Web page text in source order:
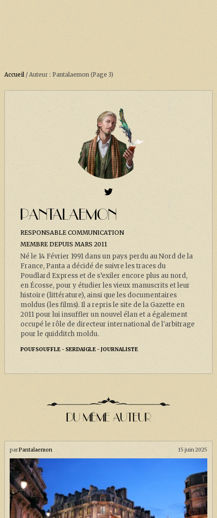
ACCUEIL
À PROPOS
SOUTENEZ-NOUS !
LA SÉRIE HARRY POTTER (REBOOT)
HARRY POTTER : LIVRES
BIOPICS DE HARRY POTTER
LES ANIMAUX FANTASTIQUES
J. K. ROWLING
ARTISANAT MOLDU
FANDOM
CULTURE
PODCASTS
LES GRANDS ARTICLES DE LA GAZETTE
DOSSIERS
Accueil/ Auteur : Pantalaemon(Page 3)
PANTALAEMON
RESPONSABLE COMMUNICATION
MEMBRE DEPUIS MARS 2011
Né le 14 Février 1991 dans un pays perdu au Nord de la
France, Panta a décidé de suivre les traces du
Poudlard Express et de s’exiler encore plus au nord,
en Écosse, pour y étudier les vieux manuscrits et leur
histoire (littérature), ainsi que les documentaires
moldus (les films). Il a repris le site de la Gazette en
2011 pour lui insuffler un nouvel élan et a également
occupé le rôle de directeur international de l'arbitrage
pour le quidditch moldu.
POUFSOUFFLE SERDAIGLE JOURNALISTE
DU MÊME AUTEUR
parPantalaemon 15 juin 2025